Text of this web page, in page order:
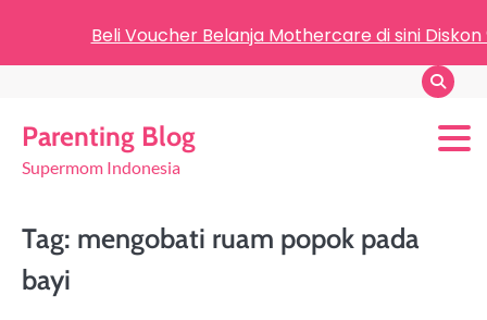
Parenting Blog
Supermom Indonesia
Tag: mengobati ruam popok pada
bayi
Beli Voucher Belanja Mothercare di sini Diskon